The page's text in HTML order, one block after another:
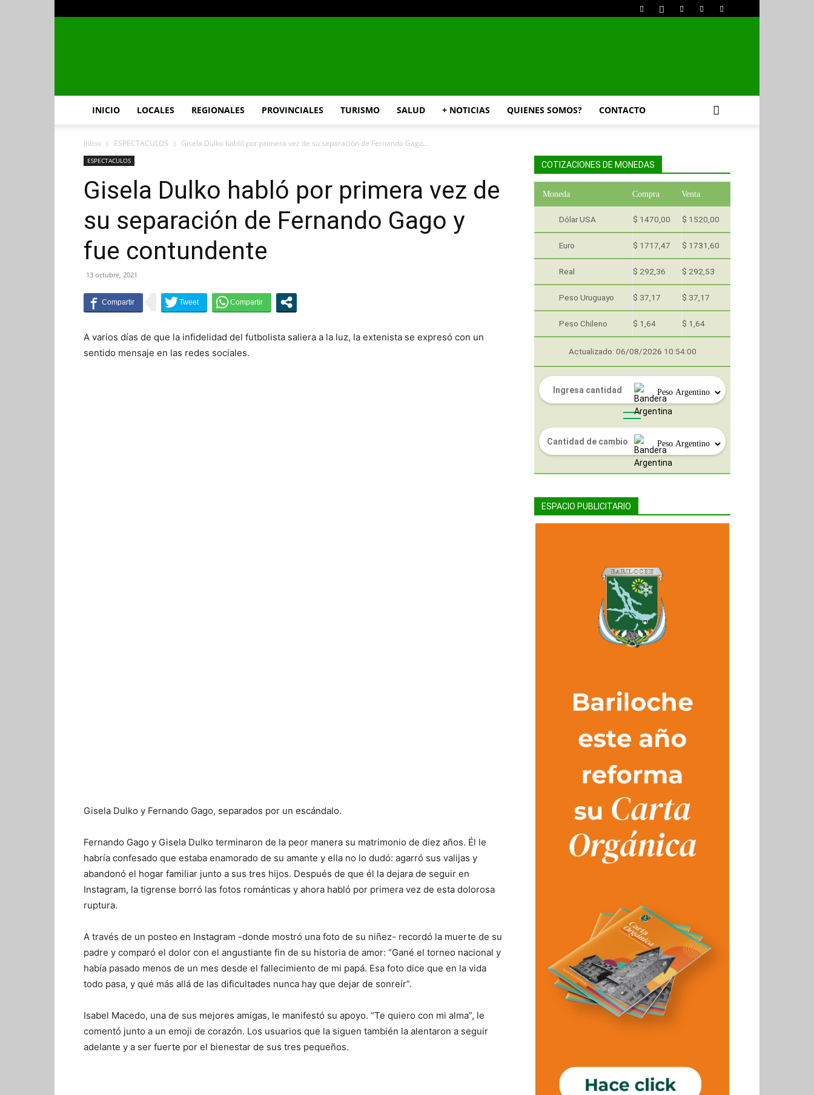
INFO24
INICIO LOCALES REGIONALES PROVINCIALES TURISMO SALUD + NOTICIAS QUIENES SOMOS? CONTACTO
Inicio ESPECTACULOS Gisela Dulko habló por primera vez de su separación de Fernando Gago...
ESPECTACULOS
Gisela Dulko habló por primera vez de
su separación de Fernando Gago y
fue contundente
13 octubre, 2021
A varios días de que la infidelidad del futbolista saliera a la luz, la extenista se expresó con un
sentido mensaje en las redes sociales.
Gisela Dulko y Fernando Gago, separados por un escándalo.
Fernando Gago y Gisela Dulko terminaron de la peor manera su matrimonio de diez años. Él le
habría confesado que estaba enamorado de su amante y ella no lo dudó: agarró sus valijas y
abandonó el hogar familiar junto a sus tres hijos. Después de que él la dejara de seguir en
Instagram, la tigrense borró las fotos románticas y ahora habló por primera vez de esta dolorosa
ruptura.
A través de un posteo en Instagram -donde mostró una foto de su niñez- recordó la muerte de su
padre y comparó el dolor con el angustiante fin de su historia de amor: “Gané el torneo nacional y
había pasado menos de un mes desde el fallecimiento de mi papá. Esa foto dice que en la vida
todo pasa, y qué más allá de las dificultades nunca hay que dejar de sonreír”.
Isabel Macedo, una de sus mejores amigas, le manifestó su apoyo. “Te quiero con mi alma”, le
comentó junto a un emoji de corazón. Los usuarios que la siguen también la alentaron a seguir
adelante y a ser fuerte por el bienestar de sus tres pequeños.
COTIZACIONES DE MONEDAS
Moneda Compra Venta
Dólar USA $ 1470,00 $ 1520,00
Euro $ 1717,47 $ 1731,60
Real $ 292,36 $ 292,53
Peso Uruguayo $ 37,17 $ 37,17
Peso Chileno $ 1,64 $ 1,64
Actualizado: 06/08/2026 10:54:00
ESPACIO PUBLICITARIO